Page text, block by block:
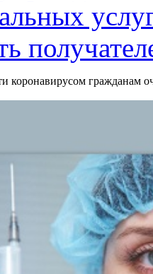
коронавирусом гражданам